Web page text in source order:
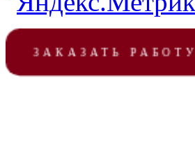
ЗАКАЗАТЬ РАБОТУ